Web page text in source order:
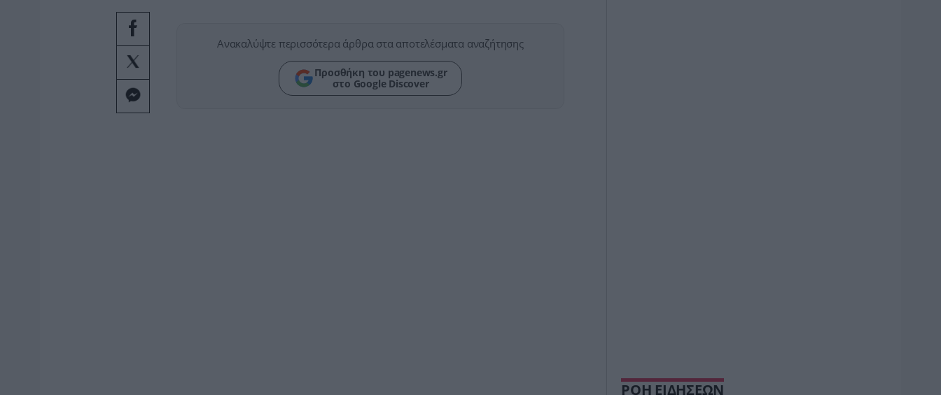
Ανακαλύψτε περισσότερα άρθρα στα αποτελέσματα αναζήτησης
Προσθήκη του pagenews.gr
στο Google Discover
ΡΟΗ ΕΙΔΗΣΕΩΝ